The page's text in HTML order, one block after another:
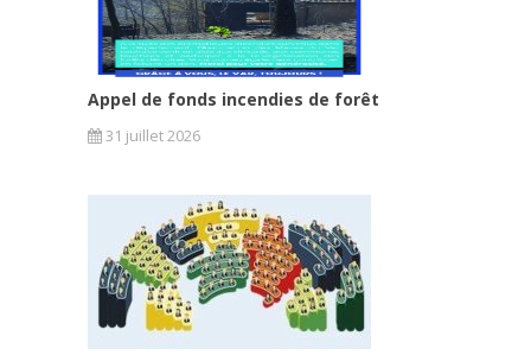
Appel de fonds incendies de forêt
31 juillet 2026